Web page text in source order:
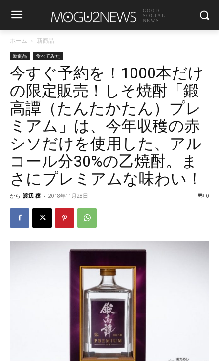
GOOD
SOCIAL
NEWS
ホーム 新商品
新商品 食べてみた
今すぐ予約を！1000本だけ
の限定販売！しそ焼酎「鍛
高譚（たんたかたん）プレ
ミアム」は、今年収穫の赤
シソだけを使用した、アル
コール分30%の乙焼酎。ま
さにプレミアムな味わい！
から 渡辺 穣 - 2018年11月28日 0